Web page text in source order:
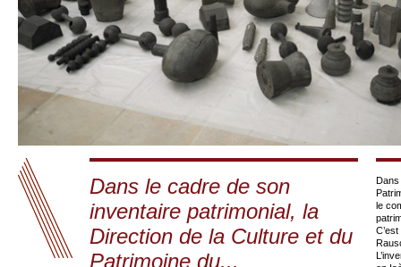
Dans le cadre de son
inventaire patrimonial, la
Direction de la Culture et du
Patrimoine du...
Dans
le